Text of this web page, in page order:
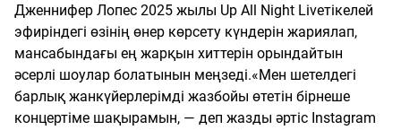
Дженнифер Лопес 2025 жылы Up All Night Liveтікелей
эфиріндегі өзінің өнер көрсету күндерін жариялап,
мансабындағы ең жарқын хиттерін орындайтын
әсерлі шоулар болатынын меңзеді.«Мен шетелдегі
барлық жанкүйерлерімді жазбойы өтетін бірнеше
концертіме шақырамын, — деп жазды әртіс Instagram